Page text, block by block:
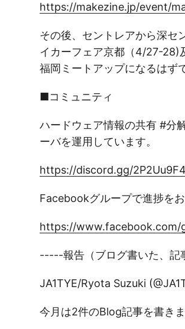
https://makezine.jp/event/
その後、セントレアから深セ
イカーフェア京都（4/27-
福岡ミートアップになるはず
■コミュニティ
ハードウェア情報の共有 #分
ーバを運用しています。
https://discord.gg/2P2Uu9F4
Facebookグループで進捗をお
https://www.facebook.com/
-----報告（ブログ書いた、
JA1TYE/Ryota Suzuki
今月は2件のBlog記事を書きま